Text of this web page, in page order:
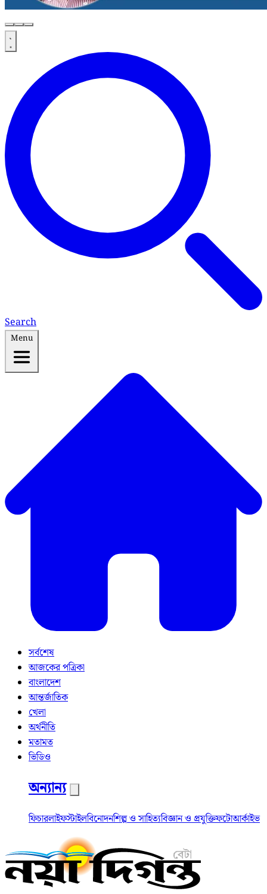
Search
Menu
সর্বশেষ
আজকের পত্রিকা
বাংলাদেশ
আন্তর্জাতিক
খেলা
অর্থনীতি
মতামত
ভিডিও
অন্যান্য
ফিচারলাইফস্টাইলবিনোদনশিল্প ও সাহিত্যবিজ্ঞান ও প্রযুক্তিফটোআর্কাইভ